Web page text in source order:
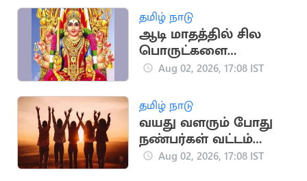
நிபுணர்கள் கணிப்பு
தமிழ் நாடு
ஆடி மாதத்தில் சில
பொருட்களை
வாங்கினால் பண
Aug 02, 2026, 17:08 IST
தமிழ் நாடு
வயது வளரும் போது
நண்பர்கள் வட்டம்
சுருங்குவது ஏன்?
Aug 02, 2026, 17:08 IST